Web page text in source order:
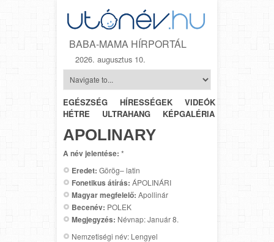
BABA-MAMA HÍRPORTÁL
2026. augusztus 10.
EGÉSZSÉG HÍRESSÉGEK VIDEÓK
HÉTRŐL-
HÉTRE
ULTRAHANG KÉPGALÉRIA
APOLINARY
A név jelentése: *
Eredet: Görög– latin
Fonetikus átírás: ÁPOLINÁRI
Magyar megfelelő: Apollinár
Becenév: POLEK
Megjegyzés: Névnap: Január 8.
Nemzetiségi név: Lengyel